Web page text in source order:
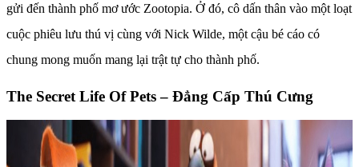
gửi đến thành phố mơ ước Zootopia. Ở đó, cô dấn thân vào một loạt
cuộc phiêu lưu thú vị cùng với Nick Wilde, một cậu bé cáo có
chung mong muốn mang lại trật tự cho thành phố.
The Secret Life Of Pets – Đẳng Cấp Thú Cưng